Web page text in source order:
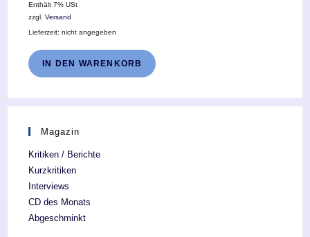
Enthält 7% USt
zzgl.Versand
Lieferzeit: nicht angegeben
IN DEN WARENKORB
Magazin
Kritiken / Berichte
Kurzkritiken
Interviews
CD des Monats
Abgeschminkt